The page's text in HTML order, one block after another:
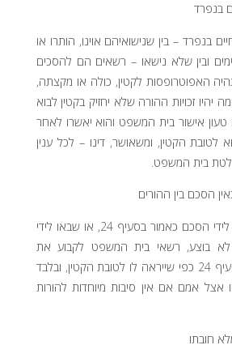
בנפרד
חיים בנפרד – בין שנישואיהם אוינו, הותרו או
ובין שלא נישאו – רשאים הם להסכים
האפוטרופסות לקטין, כולה או מקצתה,
יהיו זכויות ההורה שלא יחזיק בקטין לבוא
אישור בית המשפט והוא יאשרו לאחר
הקטין, ומשאושר, דינו – לכל ענין
בית המשפט.
הסכם בין ההורים
25. לא באו ההורים לידי הסכם כאמור בסעיף 24, או שבאו לידי
בוצע, רשאי בית המשפט לקבוע את
הענינים האמורים בסעיף 24 כפי שייראה לו לטובת הקטין, ובלבד
עד גיל 6 יהיו אצל אמם אם אין סיבות מיוחדות להורות
חובתו